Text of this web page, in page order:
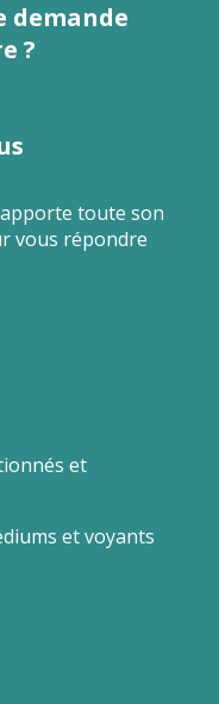
demande
?
toute son
vous répondre
et
et voyants